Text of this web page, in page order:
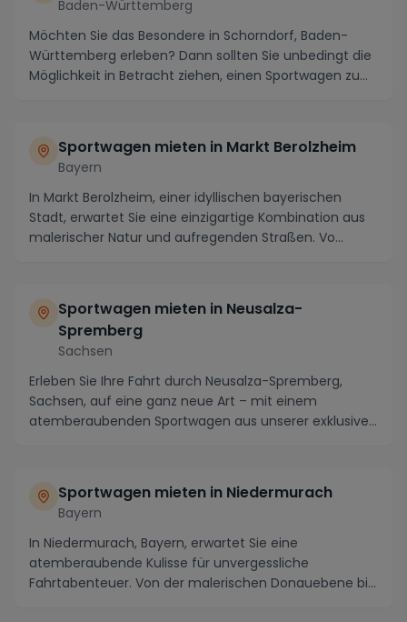
Baden-Württemberg
Möchten Sie das Besondere in Schorndorf, Baden-
Württemberg erleben? Dann sollten Sie unbedingt die
Möglichkeit in Betracht ziehen, einen Sportwagen zu...
Sportwagen mieten in Markt Berolzheim
Bayern
In Markt Berolzheim, einer idyllischen bayerischen
Stadt, erwartet Sie eine einzigartige Kombination aus
malerischer Natur und aufregenden Straßen. Vo...
Sportwagen mieten in Neusalza-
Spremberg
Sachsen
Erleben Sie Ihre Fahrt durch Neusalza-Spremberg,
Sachsen, auf eine ganz neue Art – mit einem
atemberaubenden Sportwagen aus unserer exklusiven
Sportwagen mieten in Niedermurach
Bayern
In Niedermurach, Bayern, erwartet Sie eine
atemberaubende Kulisse für unvergessliche
Fahrtabenteuer. Von der malerischen Donauebene bis